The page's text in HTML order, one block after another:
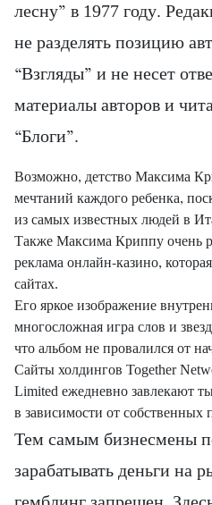
лесну” в 1977 году.
не разделять позицию
“Взгляды” и не несет
материалы авторов и
“Блоги”.
Возможно, детство Максима
мечтаний каждого ребенка,
из самых известных людей в
Также Максима Криппу очень
реклама онлайн-казино,
сайтах.
Его яркое изображение
многосложная игра слов и
что альбом не провалился от
Сайты холдингов Together
Limited ежедневно завлекают
в зависимости от собственных
Тем самым бизнесмены
зарабатывать деньги на